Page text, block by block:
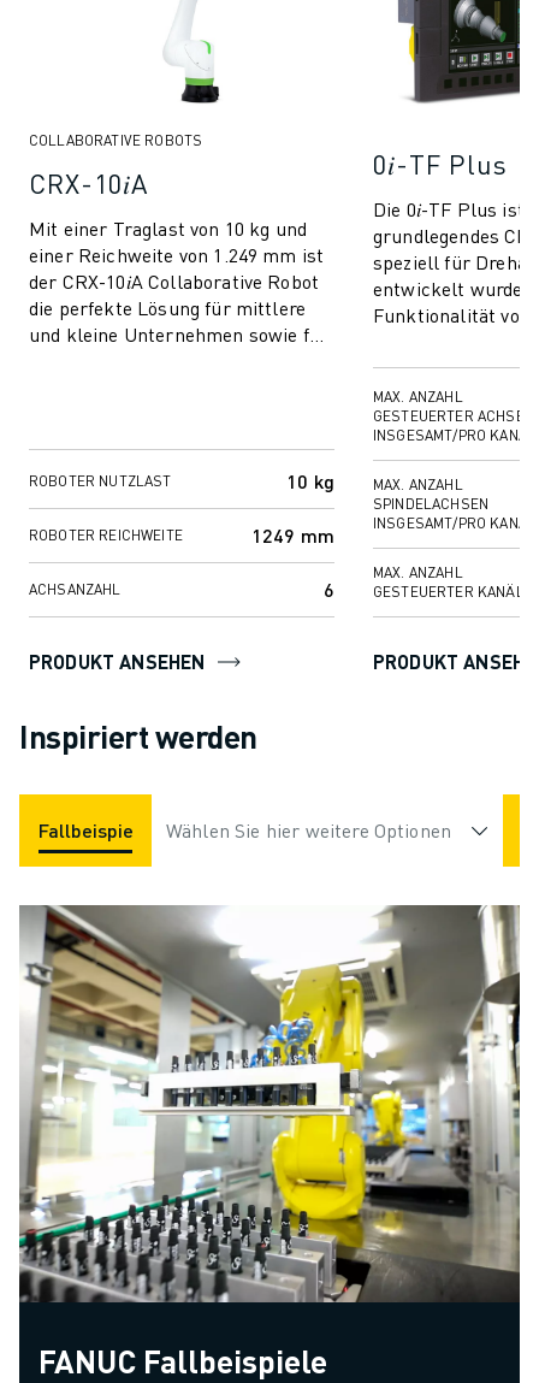
COLLABORATIVE ROBOTS
CRX-10𝑖A
Mit einer Traglast von 10 kg und
einer Reichweite von 1.249 mm ist
der CRX-10𝑖A Collaborative Robot
die perfekte Lösung für mittlere
und kleine Unternehmen sowie für
ROBOTER NUTZLAST 10 kg
ROBOTER REICHWEITE 1249 mm
ACHSANZAHL 6
PRODUKT ANSEHEN
0𝑖-TF Plus
Die 0𝑖-TF Plus ist
grundlegendes
speziell für
entwickelt wurde
Funktionalität von
Dieses einfache,
MAX. ANZAHL
GESTEUERTER ACHSEN
INSGESAMT/PRO KANAL
MAX. ANZAHL
SPINDELACHSEN
INSGESAMT/PRO KANAL
MAX. ANZAHL
GESTEUERTER KANÄLE
PRODUKT
Inspiriert werden
Fallbeispiele Anwendungen Branchen
Wählen Sie hier weitere Optionen
FANUC Fallbeispiele